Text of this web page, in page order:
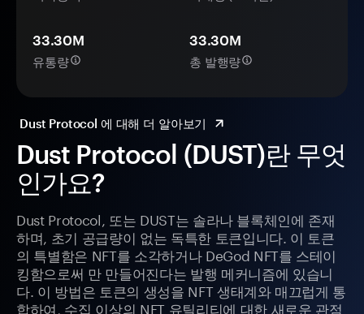
Dust Protocol (DUST)란 무엇
인가요?
Dust Protocol, 또는 DUST는 솔라나 블록체인에 존재
하며, 초기 공급량이 없는 독특한 토큰입니다. 이 토큰
의 특별함은 NFT를 소각하거나 DeGod NFT를 스테이
킹함으로써 만 만들어진다는 발행 메커니즘에 있습니
다. 이 방법은 토큰의 생성을 NFT 생태계와 매끄럽게 통
합하여, 수집 이상의 NFT 유틸리티에 대한 새로운 관점
33.30M
유통량
33.30M
총 발행량
Dust Protocol 에 대해 더 알아보기